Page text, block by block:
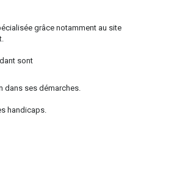
grâce notamment au site
sont
dans ses démarches.
handicaps.